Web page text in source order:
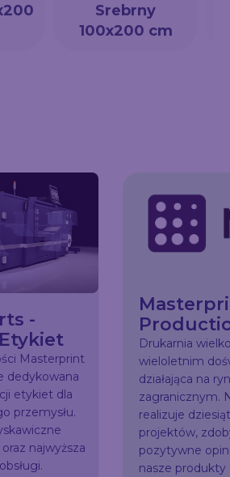
Srebrny
100x200 cm
-
Masterprint
dedykowana
etykiet dla
przemysłu.
najwyższa
Drukarnia
wieloletnim
działająca na
zagranicznym.
realizuje
projektów,
pozytywne
nasze